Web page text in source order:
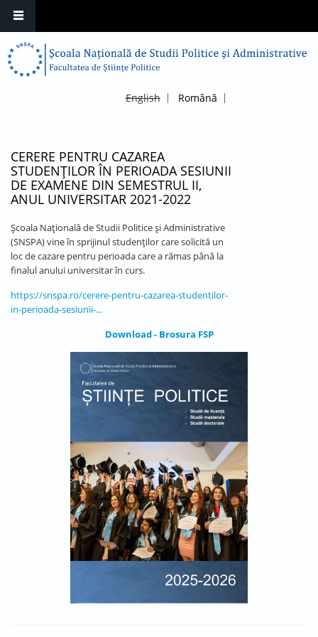
English Română
CERERE PENTRU CAZAREA
STUDENȚILOR ÎN PERIOADA SESIUNII
DE EXAMENE DIN SEMESTRUL II,
ANUL UNIVERSITAR 2021-2022
Școala Națională de Studii Politice și Administrative
(SNSPA) vine în sprijinul studenților care solicită un
loc de cazare pentru perioada care a rămas până la
finalul anului universitar în curs.
https://snspa.ro/cerere-pentru-cazarea-studentilor-
in-perioada-sesiunii-...
Download - Brosura FSP